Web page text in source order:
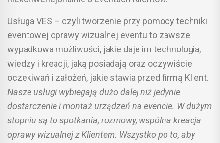
Usługa VES – czyli tworzenie przy pomocy techniki
eventowej oprawy wizualnej eventu to zawsze
wypadkowa możliwości, jakie daje im technologia,
wiedzy i kreacji, jaką posiadają oraz oczywiście
oczekiwań i założeń, jakie stawia przed firmą Klient.
Nasze usługi wybiegają dużo dalej niż jedynie
dostarczenie i montaż urządzeń na evencie. W dużym
stopniu są to spotkania, rozmowy, wspólna kreacja
oprawy wizualnej z Klientem. Wszystko po to, aby